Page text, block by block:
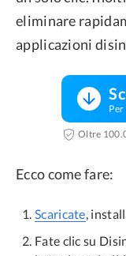
eliminare
applicazioni
Per
Oltre
Ecco come fare:
Scaricate,
Fate clic su